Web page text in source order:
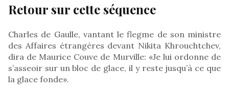
Retour sur cette séquence
Charles de Gaulle, vantant le flegme de son ministre
des Affaires étrangères devant Nikita Khrouchtchev,
dira de Maurice Couve de Murville: «Je lui ordonne de
s’asseoir sur un bloc de glace, il y reste jusqu’à ce que
la glace fonde».